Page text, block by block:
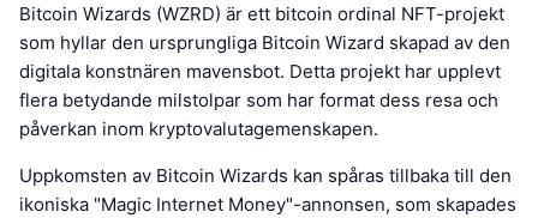
Bitcoin Wizards (WZRD) är ett bitcoin ordinal NFT-projekt
som hyllar den ursprungliga Bitcoin Wizard skapad av den
digitala konstnären mavensbot. Detta projekt har upplevt
flera betydande milstolpar som har format dess resa och
påverkan inom kryptovalutagemenskapen.
Uppkomsten av Bitcoin Wizards kan spåras tillbaka till den
ikoniska "Magic Internet Money"-annonsen, som skapades